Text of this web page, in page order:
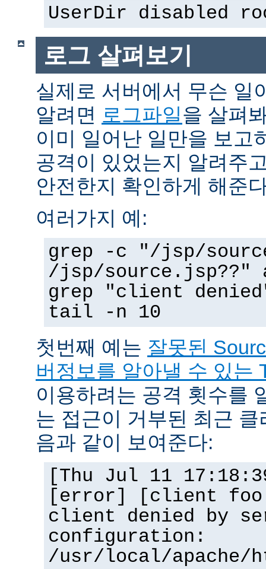
UserDir disabled
로그 살펴보기
실제로 서버에서 무슨 일
알려면 로그파일을 살펴
이미 일어난 일만을 보고
공격이 있었는지 알려주
안전한지 확인하게 해준
여러가지 예:
grep -c "/jsp/
/jsp/source.jsp??"
grep "client
tail -n 10
첫번째 예는 잘못된
버정보를 알아낼 수 있는
이용하려는 공격 횟수를
는 접근이 거부된 최근
음과 같이 보여준다:
[Thu Jul 11
[error] [client
client denied by
configuration:
/usr/local/apache/